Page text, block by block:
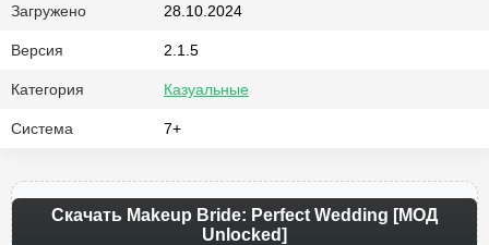
Загружено 28.10.2024
Версия 2.1.5
Категория Казуальные
Система 7+
Скачать Makeup Bride: Perfect Wedding [МОД
Unlocked]